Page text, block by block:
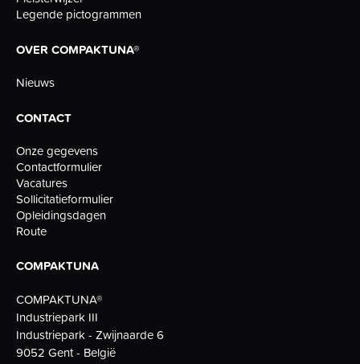
Legende pictogrammen
OVER COMPAKTUNA®
Nieuws
CONTACT
Onze gegevens
Contactformulier
Vacatures
Sollicitatieformulier
Opleidingsdagen
Route
COMPAKTUNA
COMPAKTUNA®
Industriepark III
Industriepark - Zwijnaarde 6
9052 Gent - België